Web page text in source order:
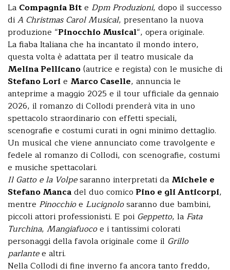
La Compagnia Bite Dpm Produzioni, dopo il successo
diA Christmas Carol Musical, presentano la nuova
produzione “Pinocchio Musical“, opera originale.
La fiaba Italiana che ha incantato il mondo intero,
questa volta è adattata per il teatro musicale da
Melina Pellicano(autrice e regista) con le musiche di
Stefano Lorie Marco Caselle, annuncia le
anteprime a maggio 2025 e il tour ufficiale da gennaio
2026, il romanzo di Collodi prenderà vita in uno
spettacolo straordinario con effetti speciali,
scenografie e costumi curati in ogni minimo dettaglio.
Un musical che viene annunciato come travolgente e
fedele al romanzo di Collodi, con scenografie, costumi
e musiche spettacolari.
Il Gatto e la Volpesaranno interpretati da Michele e
Stefano Mancadel duo comicoPino e gli Anticorpi,
mentre Pinocchioe Lucignolosaranno due bambini,
piccoli attori professionisti. E poi Geppetto, la Fata
Turchina, Mangiafuocoe i tantissimi colorati
personaggi della favola originale come il Grillo
parlantee altri.
Nella Collodi di fine inverno fa ancora tanto freddo,